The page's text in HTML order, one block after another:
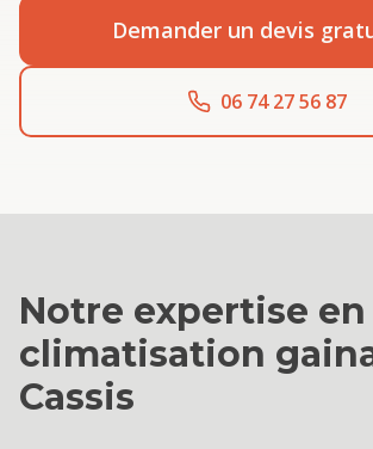
Demander un devis
06 74 27 56 87
Notre expertise en
climatisation
Cassis